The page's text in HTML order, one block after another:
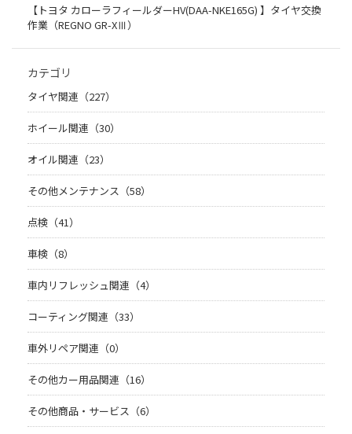
【トヨタ カローラフィールダーHV(DAA-NKE165G) 】タイヤ交換
作業（REGNO GR-XⅢ）
カテゴリ
タイヤ関連（227）
ホイール関連（30）
オイル関連（23）
その他メンテナンス（58）
点検（41）
車検（8）
車内リフレッシュ関連（4）
コーティング関連（33）
車外リペア関連（0）
その他カー用品関連（16）
その他商品・サービス（6）